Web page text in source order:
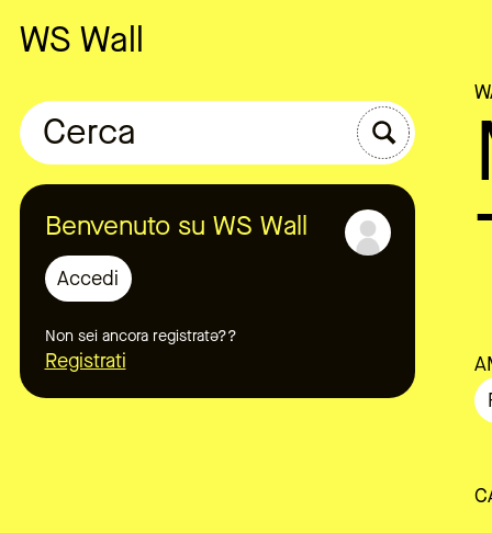
WS Wall
Cerca
Benvenuto su WS Wall
Accedi
Non sei ancora registratə??
Registrati